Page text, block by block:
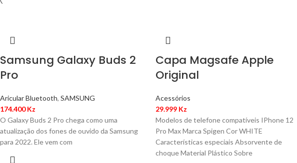
Samsung Galaxy Buds 2
Pro
Aricular Bluetooth, SAMSUNG
174.400Kz
O Galaxy Buds 2 Pro chega como uma
atualização dos fones de ouvido da Samsung
para 2022. Ele vem com
Capa Magsafe Apple
Original
Acessórios
29.999 Kz
Modelos de telefone compatíveis IPhone 12
Pro Max Marca Spigen Cor WHITE
Características especiais Absorvente de
choque Material Plástico Sobre